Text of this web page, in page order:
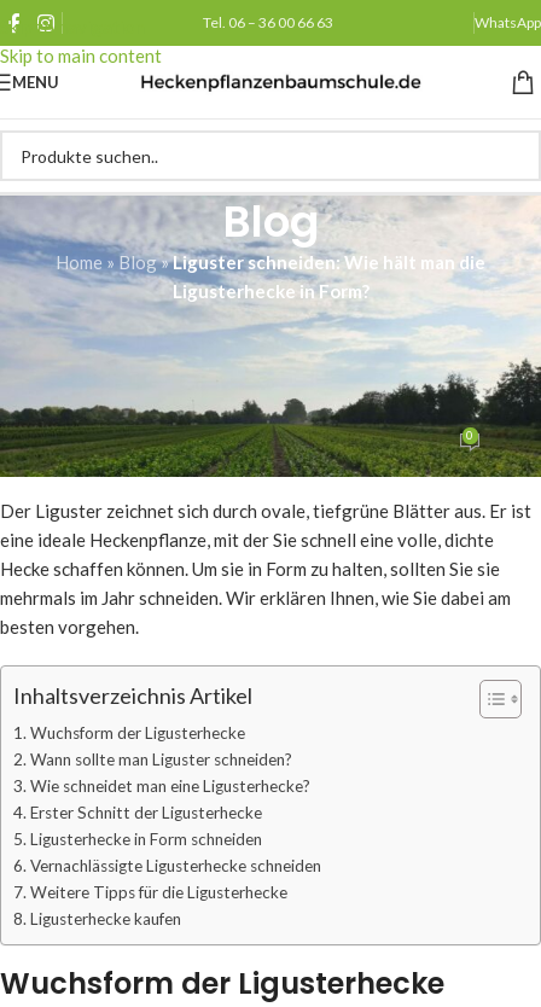
Skip to navigation
Skip to main content
Tel. 06 – 36 00 66 63 WhatsApp
MENU
Blog
Home » Blog»Liguster schneiden: Wie hält man die
Ligusterhecke in Form?
PFLEGE
Liguster schneiden: Wie hält
man die Ligusterhecke in Form?
Heckenpflanzenbaumschule.deAm 02/02/2026 0
Der Liguster zeichnet sich durch ovale, tiefgrüne Blätter aus. Er ist
eine ideale Heckenpflanze, mit der Sie schnell eine volle, dichte
Hecke schaffen können. Um sie in Form zu halten, sollten Sie sie
mehrmals im Jahr schneiden. Wir erklären Ihnen, wie Sie dabei am
besten vorgehen.
Inhaltsverzeichnis Artikel
Wuchsform der Ligusterhecke
Wann sollte man Liguster schneiden?
Wie schneidet man eine Ligusterhecke?
Erster Schnitt der Ligusterhecke
Ligusterhecke in Form schneiden
Vernachlässigte Ligusterhecke schneiden
Weitere Tipps für die Ligusterhecke
Ligusterhecke kaufen
Wuchsform der Ligusterhecke